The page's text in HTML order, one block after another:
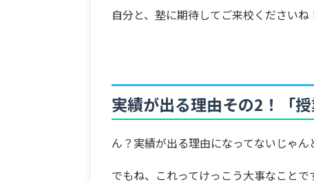
自分と、塾に期待してご来校くださいね
実績が出る理由その2！「
ん？実績が出る理由になってないじゃん
でもね、これってけっこう大事なこと